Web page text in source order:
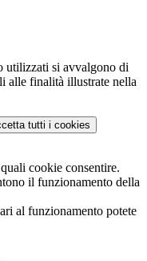
utilizzati si avvalgono di
alle finalità illustrate nella
tutti i cookies
cookie consentire.
il funzionamento della
al funzionamento potete